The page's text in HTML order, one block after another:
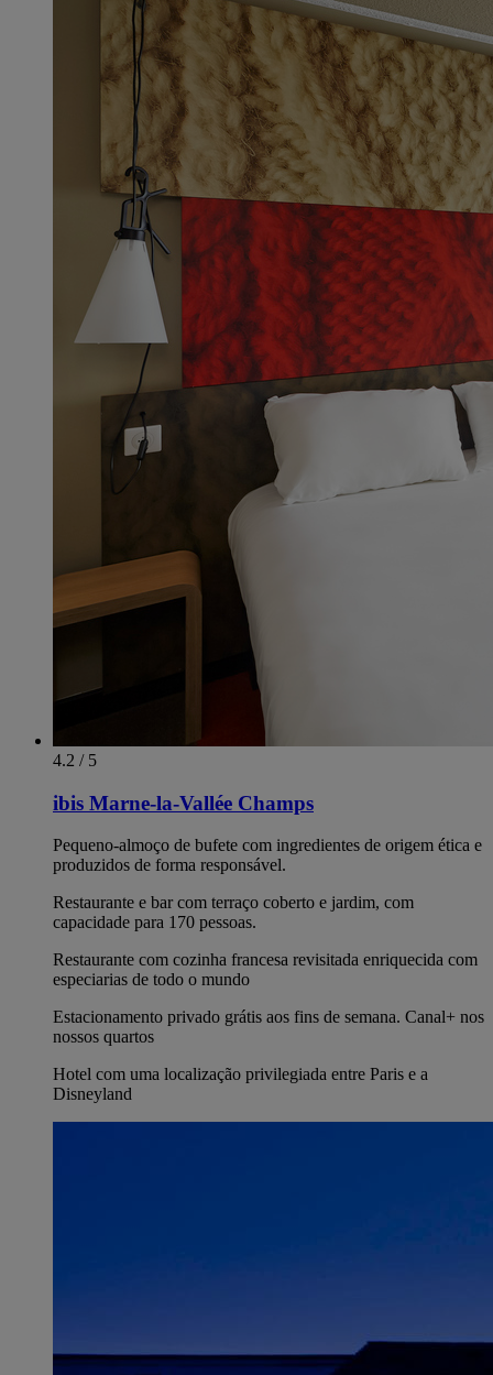
4.2 / 5
ibis Marne-la-Vallée Champs
Pequeno-almoço de bufete com ingredientes de origem ética e
produzidos de forma responsável.
Restaurante e bar com terraço coberto e jardim, com
capacidade para 170 pessoas.
Restaurante com cozinha francesa revisitada enriquecida com
especiarias de todo o mundo
Estacionamento privado grátis aos fins de semana. Canal+ nos
nossos quartos
Hotel com uma localização privilegiada entre Paris e a
Disneyland